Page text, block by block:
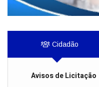
Cidadão
Avisos de Licitação